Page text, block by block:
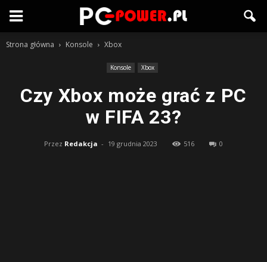
Strona główna Konsole Xbox
Konsole Xbox
Czy Xbox może grać z PC
w FIFA 23?
Przez Redakcja - 19 grudnia 2023 516 0